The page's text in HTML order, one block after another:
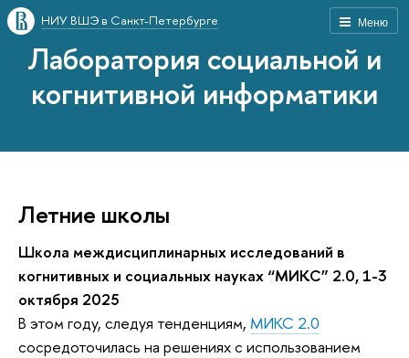
Меню
НИУ ВШЭ в Санкт-Петербурге
Лаборатория социальной и
когнитивной информатики
Летние школы
Школа междисциплинарных исследований в
когнитивных и социальных науках “МИКС” 2.0, 1-3
октября 2025
В этом году, следуя тенденциям, МИКС 2.0
сосредоточилась на решениях с использованием